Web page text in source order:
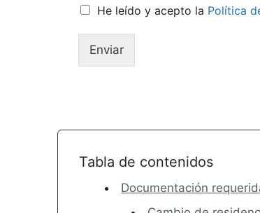
He leído y acepto la Política
Enviar
Tabla de contenidos
Documentación